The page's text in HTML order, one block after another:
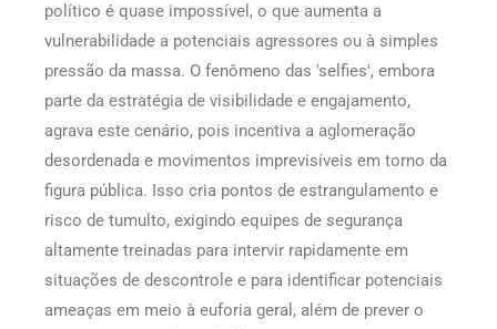
político é quase impossível, o que aumenta a
vulnerabilidade a potenciais agressores ou à simples
pressão da massa. O fenômeno das 'selfies', embora
parte da estratégia de visibilidade e engajamento,
agrava este cenário, pois incentiva a aglomeração
desordenada e movimentos imprevisíveis em torno da
figura pública. Isso cria pontos de estrangulamento e
risco de tumulto, exigindo equipes de segurança
altamente treinadas para intervir rapidamente em
situações de descontrole e para identificar potenciais
ameaças em meio à euforia geral, além de prever o